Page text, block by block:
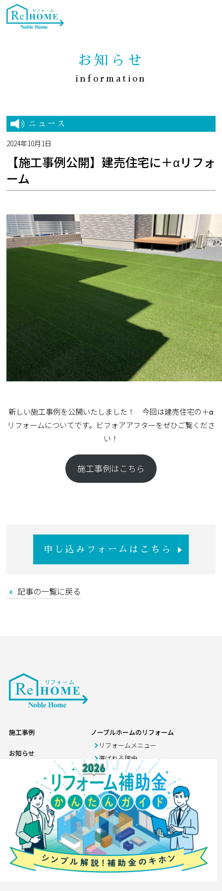
施工事例
ノーブルホームのリフォーム
店舗紹介
お知らせ
information
ニュース
2024年10月1日
【施工事例公開】建売住宅に＋αリフォ
ーム
新しい施工事例を公開いたしました！ 今回は建売住宅の＋α
リフォームについてです。ビフォアアフターをぜひご覧くださ
い！
施工事例はこちら
申し込みフォームはこちら
記事の一覧に戻る
施工事例
お知らせ
イベント
ノーブルホームのリフォーム
リフォームメニュー
選ばれる理由
店舗紹介
リフォーム情報館
神栖店
アフターメンテナンス工
事課ビル
会社案内
お問い合わせ
来店希望予約
訪問希望予約
プライバシーポリシー